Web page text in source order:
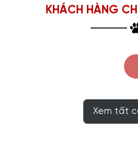
KHÁCH HÀNG
Xem tất